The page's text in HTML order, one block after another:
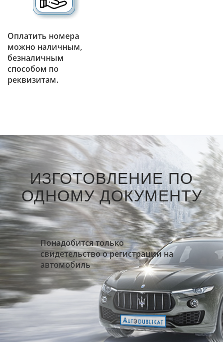
Оплатить номера
можно наличным,
безналичным
способом по
реквизитам.
ИЗГОТОВЛЕНИЕ ПО
ОДНОМУ ДОКУМЕНТУ
Понадобится только
свидетельство о регистрации на
автомобиль